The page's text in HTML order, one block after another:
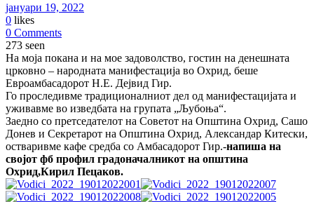
јануари 19, 2022
0 likes
0 Comments
273 seen
На моја покана и на мое задоволство, гостин на денешната
црковно – народната манифестација во Охрид, беше
Евроамбасадорот Н.Е. Дејвид Гир.
Го проследивме традиционалниот дел од манифестацијата и
уживавме во изведбата на групата „Љубоња“.
Заедно со претседателот на Советот на Општина Охрид, Сашо
Донев и Секретарот на Општина Охрид, Александар Китески,
остваривме кафе средба со Амбасадорот Гир.-напиша на
својот фб профил градоначалникот на општина
Охрид,Кирил Пецаков.